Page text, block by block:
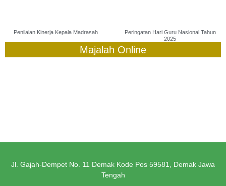
Penilaian Kinerja Kepala Madrasah
Peringatan Hari Guru Nasional Tahun
2025
Majalah Online
Jl. Gajah-Dempet No. 11 Demak Kode Pos 59581, Demak Jawa
Tengah